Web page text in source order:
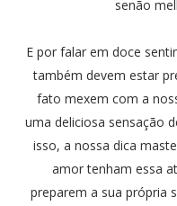
senão
E por falar em doce
também devem estar
fato mexem com a
uma deliciosa sensação
isso, a nossa dica
amor tenham essa
preparem a sua própria